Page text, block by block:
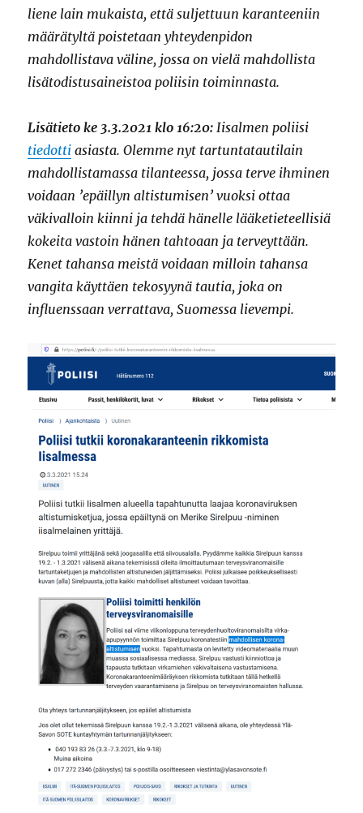
liene lain mukaista, että suljettuun karanteeniin
määrätyltä poistetaan yhteydenpidon
mahdollistava väline, jossa on vielä mahdollista
lisätodistusaineistoa poliisin toiminnasta.
Lisätieto ke 3.3.2021 klo 16:20: Iisalmen poliisi
tiedotti asiasta. Olemme nyt tartuntatautilain
mahdollistamassa tilanteessa, jossa terve ihminen
voidaan ’epäillyn altistumisen’ vuoksi ottaa
väkivalloin kiinni ja tehdä hänelle lääketieteellisiä
kokeita vastoin hänen tahtoaan ja terveyttään.
Kenet tahansa meistä voidaan milloin tahansa
vangita käyttäen tekosyynä tautia, joka on
influenssaan verrattava, Suomessa lievempi.